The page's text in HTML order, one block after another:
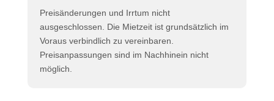
Preisänderungen und Irrtum nicht
ausgeschlossen. Die Mietzeit ist grundsätzlich im
Voraus verbindlich zu vereinbaren.
Preisanpassungen sind im Nachhinein nicht
möglich.